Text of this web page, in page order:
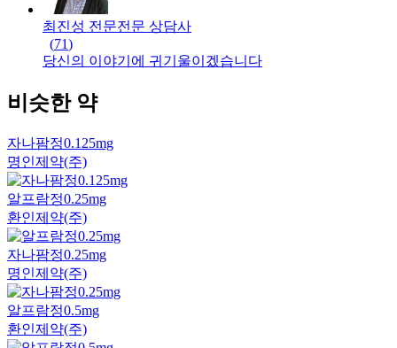
최진성 전문전문 상담사
(71)
당신의 이야기에 귀기울이겠습니다
비슷한 약
자나팜정0.125mg
명인제약(주)
알프람정0.25mg
환인제약(주)
자나팜정0.25mg
명인제약(주)
알프람정0.5mg
환인제약(주)